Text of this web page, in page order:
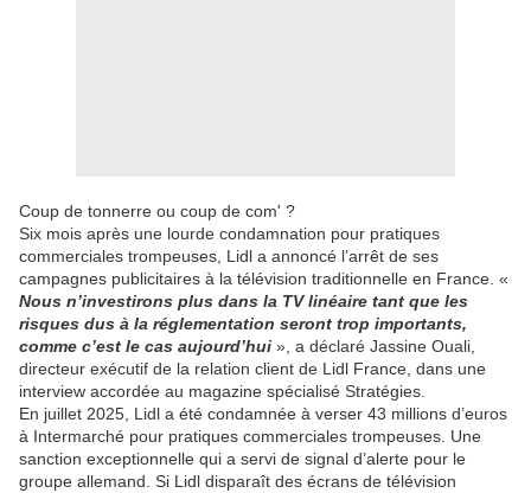
Coup de tonnerre ou coup de com' ?
Six mois après une lourde condamnation pour pratiques
commerciales trompeuses, Lidl a annoncé l’arrêt de ses
campagnes publicitaires à la télévision traditionnelle en France. «
Nous n’investirons plus dans la TV linéaire tant que les
risques dus à la réglementation seront trop importants,
comme c’est le cas aujourd’hui », a déclaré Jassine Ouali,
directeur exécutif de la relation client de Lidl France, dans une
interview accordée au magazine spécialisé Stratégies.
En juillet 2025, Lidl a été condamnée à verser 43 millions d’euros
à Intermarché pour pratiques commerciales trompeuses. Une
sanction exceptionnelle qui a servi de signal d’alerte pour le
groupe allemand. Si Lidl disparaît des écrans de télévision